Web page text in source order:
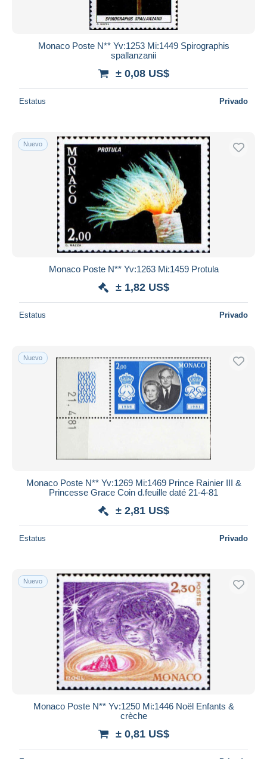
Monaco Poste N** Yv:1253 Mi:1449 Spirographis
spallanzanii
± 0,08 US$
Estatus Privado
Nuevo
Monaco Poste N** Yv:1263 Mi:1459 Protula
± 1,82 US$
Estatus Privado
Nuevo
Monaco Poste N** Yv:1269 Mi:1469 Prince Rainier III &
Princesse Grace Coin d.feuille daté 21-4-81
± 2,81 US$
Estatus Privado
Nuevo
Monaco Poste N** Yv:1250 Mi:1446 Noël Enfants &
crèche
± 0,81 US$